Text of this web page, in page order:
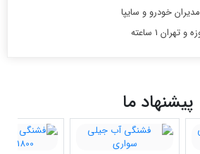
خودرو و سایپا
پیشنهاد ما